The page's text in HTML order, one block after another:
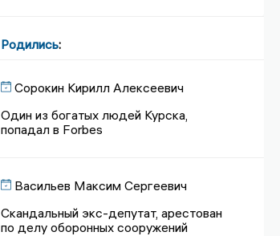
Родились:
Сорокин Кирилл Алексеевич
Один из богатых людей Курска,
попадал в Forbes
Васильев Максим Сергеевич
Скандальный экс-депутат, арестован
по делу оборонных сооружений